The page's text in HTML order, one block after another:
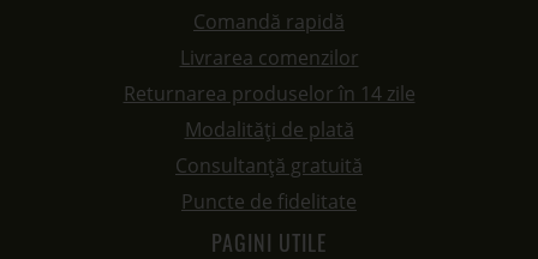
Comandă rapidă
Livrarea comenzilor
Returnarea produselor în 14 zile
Modalități de plată
Consultanță gratuită
Puncte de fidelitate
PAGINI UTILE